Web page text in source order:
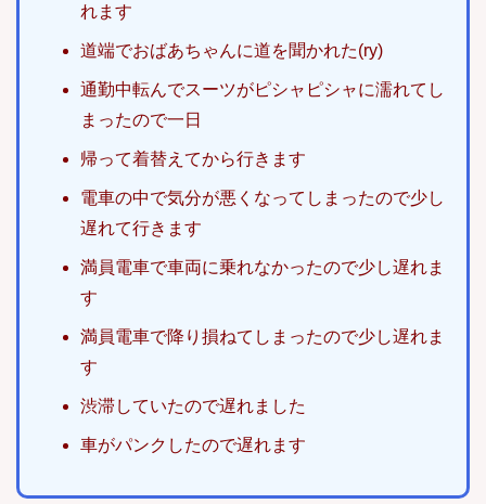
れます
道端でおばあちゃんに道を聞かれた(ry)
通勤中転んでスーツがピシャピシャに濡れてし
まったので一日
帰って着替えてから行きます
電車の中で気分が悪くなってしまったので少し
遅れて行きます
満員電車で車両に乗れなかったので少し遅れま
す
満員電車で降り損ねてしまったので少し遅れま
す
渋滞していたので遅れました
車がパンクしたので遅れます